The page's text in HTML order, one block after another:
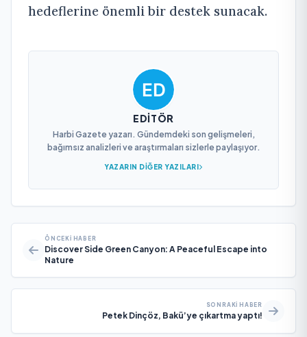
hedeflerine önemli bir destek sunacak.
EDITÖR
Harbi Gazete yazarı. Gündemdeki son gelişmeleri,
bağımsız analizleri ve araştırmaları sizlerle paylaşıyor.
YAZARIN DIĞER YAZILARI
ÖNCEKI HABER
Discover Side Green Canyon: A Peaceful Escape into
Nature
SONRAKI HABER
Petek Dinçöz, Bakü’ye çıkartma yaptı!